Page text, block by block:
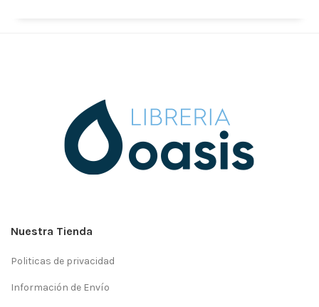
Nuestra Tienda
Politicas de privacidad
Información de Envío